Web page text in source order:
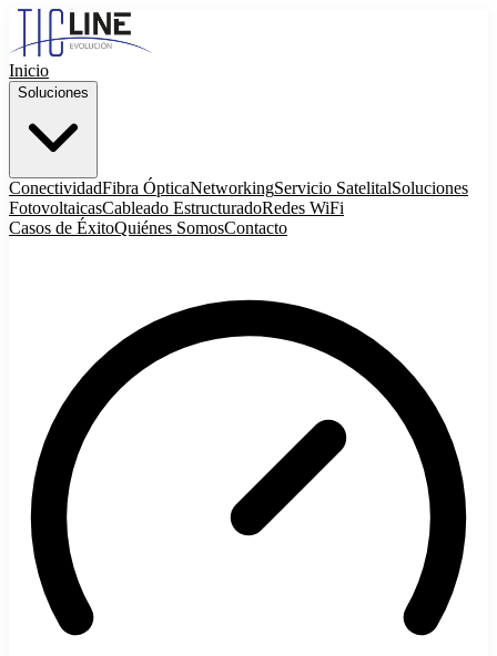
Inicio
Soluciones
ConectividadFibra ÓpticaNetworkingServicio SatelitalSoluciones
FotovoltaicasCableado EstructuradoRedes WiFi
Casos de ÉxitoQuiénes SomosContacto